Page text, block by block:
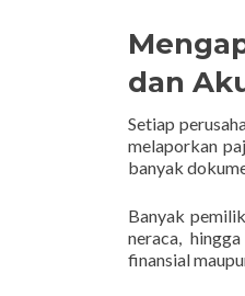
dan
Setiap
melaporkan
banyak
Banyak
neraca,
finansial